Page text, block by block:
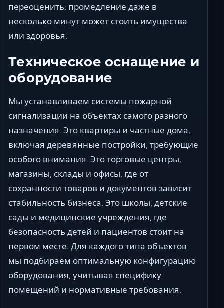
переоценить: промедление даже в
несколько минут может стоить имущества
или здоровья.
Техническое оснащение и
оборудование
Мы устанавливаем системы пожарной
сигнализации на объектах самого разного
назначения. Это квартиры и частные дома,
включая деревянные постройки, требующие
особого внимания. Это торговые центры,
магазины, склады и офисы, где от
сохранности товаров и документов зависит
стабильность бизнеса. Это школы, детские
сады и медицинские учреждения, где
безопасность детей и пациентов стоит на
первом месте. Для каждого типа объектов
мы подбираем оптимальную конфигурацию
оборудования, учитывая специфику
помещений и нормативные требования.